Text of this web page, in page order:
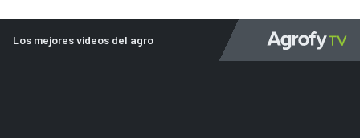
Los mejores videos del agro